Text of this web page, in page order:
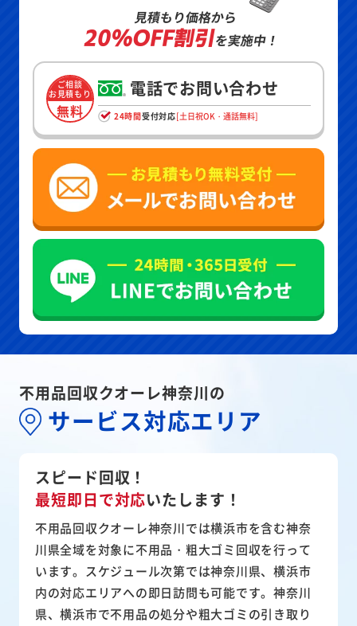
見積もり価格から
20%OFF割引を実施中！
ご相談
お見積もり
無料
電話でお問い合わせ
24時間受付対応[土日祝OK・通話無料]
不用品回収クオーレ神奈川の
サービス対応エリア
スピード回収！
最短即日で対応いたします！
不用品回収クオーレ神奈川では横浜市を含む神奈
川県全域を対象に不用品・粗大ゴミ回収を行って
います。スケジュール次第では神奈川県、横浜市
内の対応エリアへの即日訪問も可能です。神奈川
県、横浜市で不用品の処分や粗大ゴミの引き取り